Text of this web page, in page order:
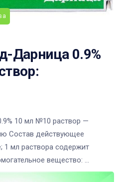
Дарница 0.9%
10 мл №10 раствор —
Состав действующее
1 мл раствора содержит
вещество: ...